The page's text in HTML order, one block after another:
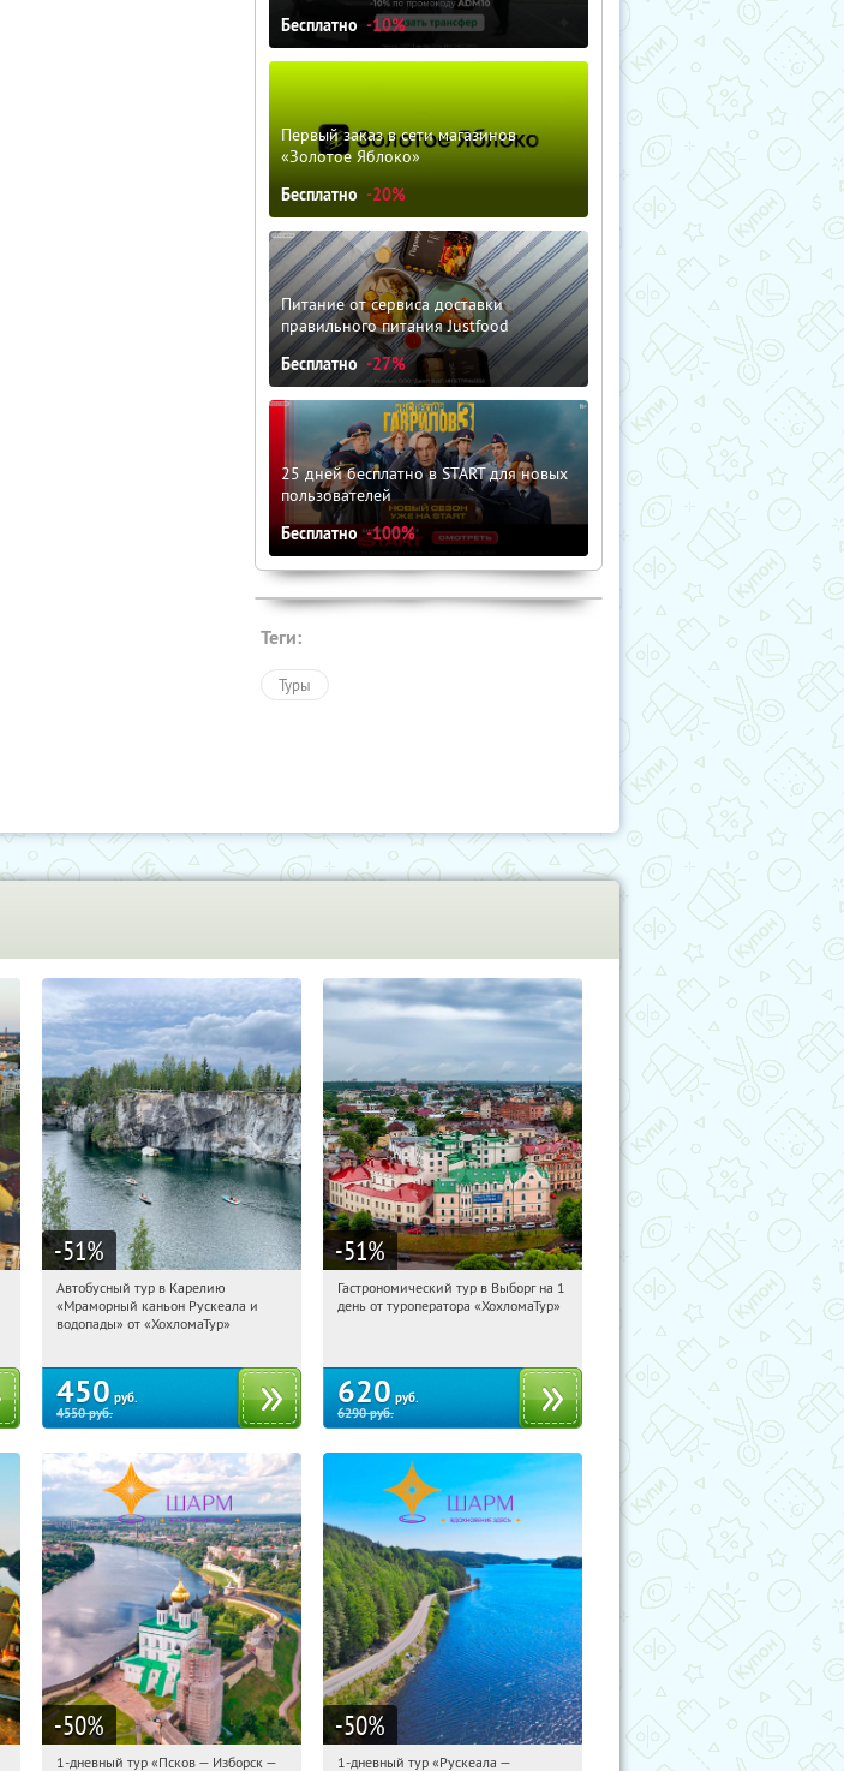
Бесплатно -10%
Первый заказ в сети магазинов
«Золотое Яблоко»
Бесплатно -20%
Питание от сервиса доставки
правильного питания Justfood
Бесплатно -27%
25 дней бесплатно в START для новых
пользователей
Бесплатно -100%
Теги:
Туры
-51%
09:12:45 Купили:
Сенная площадь
Автобусный тур в Карелию
«Мраморный каньон Рускеала и
водопады» от «ХохломаТур»
450 руб.
4550руб.
-51%
09:12:45 Купили:5
Гастрономический тур в Выборг на 1
день от туроператора «ХохломаТур»
620 руб.
6290руб.
-50%
09:12:45 Купили:12
1-дневный тур «Псков — Изборск —
-50%
09:12:45 Купили:
1-дневный тур «Рускеала —